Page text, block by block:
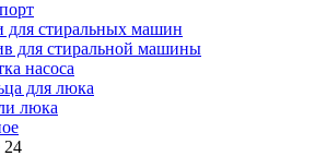
для стиральных машин
для стиральной машины
насоса
для люка
люка